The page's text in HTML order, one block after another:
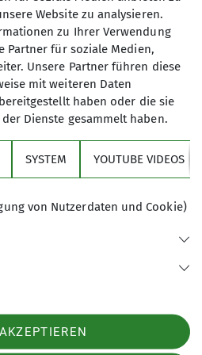
Trainerin
74250000 0040626129
Website zu analysieren.
zu Ihrer Verwendung
Partner für soziale Medien,
Unsere Partner führen diese
mit weiteren Daten
haben oder die sie
Dienste gesammelt haben.
SYSTEM YOUTUBE VIDEOS
von Nutzerdaten und Cookie)